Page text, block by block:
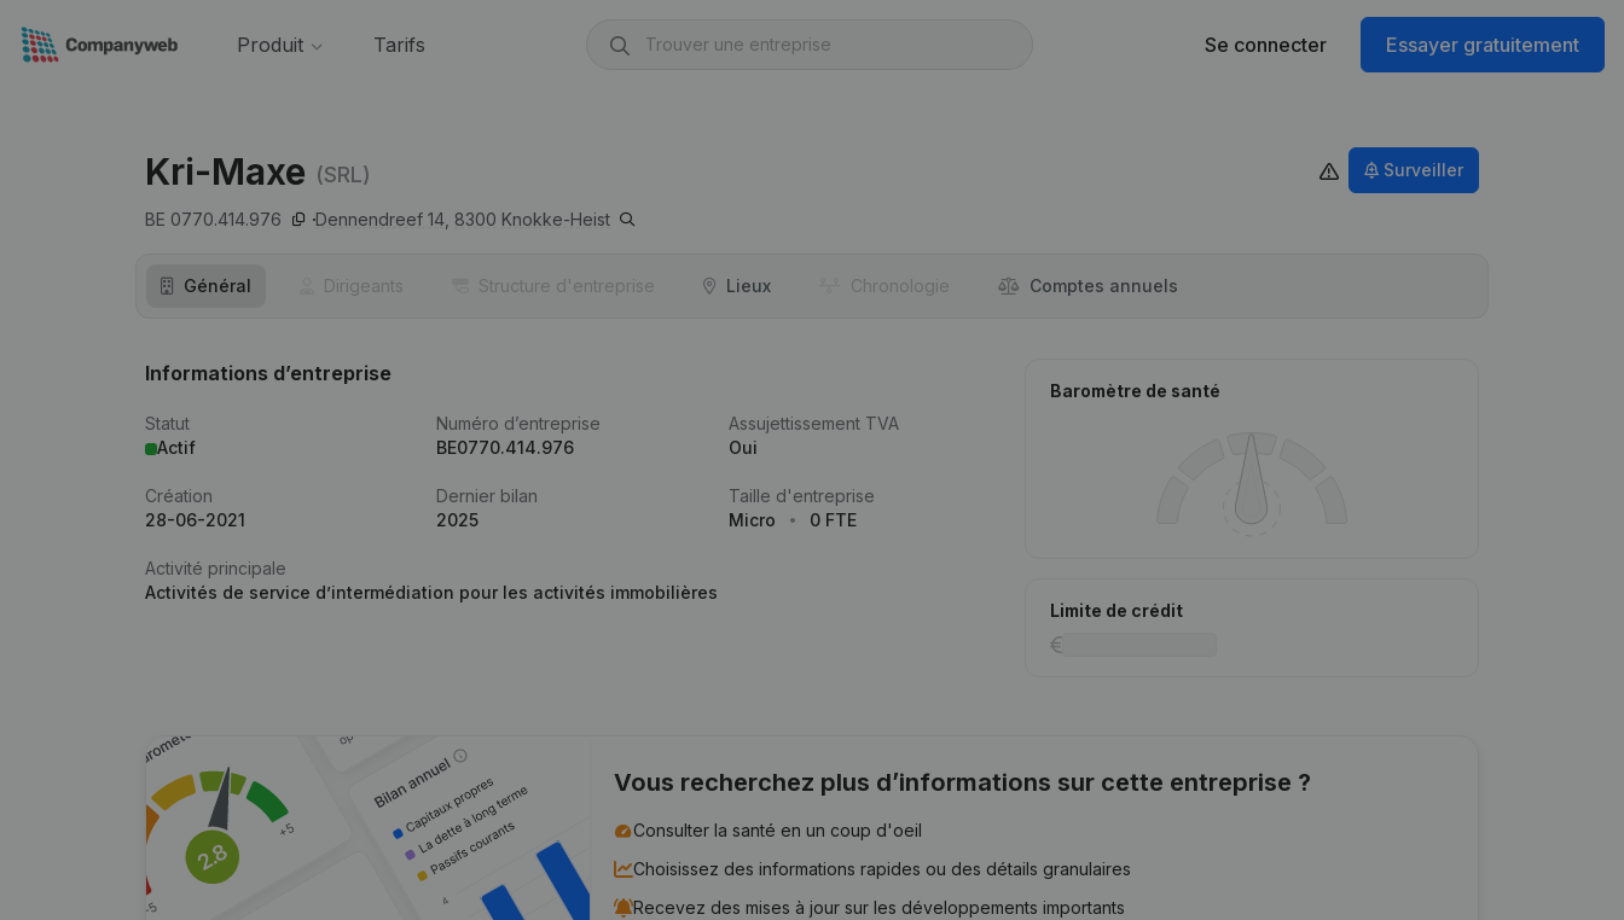
Produit Tarifs Se connecter Essayer gratuitement
Kri-Maxe (SRL)
BE 0770.414.976 Dennendreef 14, 8300 Knokke-Heist
Surveiller
Général Dirigeants Structure d'entreprise Lieux Chronologie Comptes annuels
Informations d’entreprise
Statut
Actif
Numéro d’entreprise
BE0770.414.976
Assujettissement TVA
Oui
Création
28-06-2021
Dernier bilan
2025
Taille d'entreprise
Micro
0 FTE
Activité principale
Activités de service d’intermédiation pour les activités immobilières
Baromètre de santé
Limite de crédit
Vous recherchez plus d’informations sur cette entreprise ?
Consulter la santé en un coup d'oeil
Choisissez des informations rapides ou des détails granulaires
Recevez des mises à jour sur les développements importants